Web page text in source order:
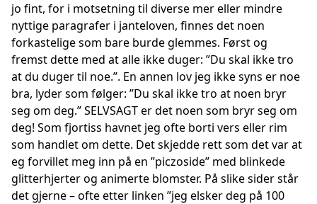
jo fint, for i motsetning til diverse mer eller mindre
nyttige paragrafer i janteloven, finnes det noen
forkastelige som bare burde glemmes. Først og
fremst dette med at alle ikke duger: ”Du skal ikke tro
at du duger til noe.”. En annen lov jeg ikke syns er noe
bra, lyder som følger: ”Du skal ikke tro at noen bryr
seg om deg.” SELVSAGT er det noen som bryr seg om
deg! Som fjortiss havnet jeg ofte borti vers eller rim
som handlet om dette. Det skjedde rett som det var at
eg forvillet meg inn på en ”piczoside” med blinkede
glitterhjerter og animerte blomster. På slike sider står
det gjerne – ofte etter linken ”jeg elsker deg på 100